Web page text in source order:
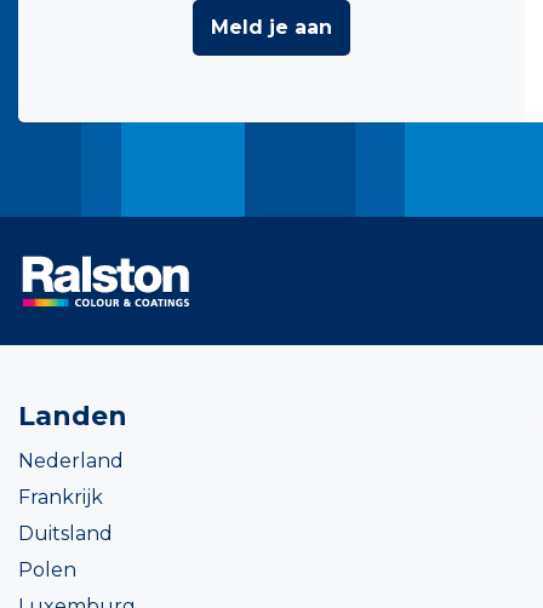
Meld je aan
Landen
Nederland
Frankrijk
Duitsland
Polen